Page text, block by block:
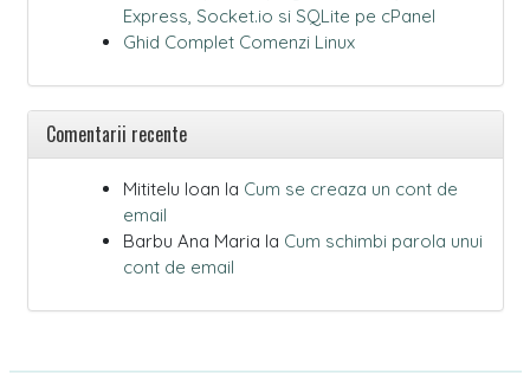
Express, Socket.io si SQLite pe cPanel
Ghid Complet Comenzi Linux
Comentarii recente
Mititelu Ioan la Cum se creaza un cont de
email
Barbu Ana Maria la Cum schimbi parola unui
cont de email